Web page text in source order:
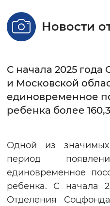
Стандартный
Без засечек
Новости
С начала 2025
и Московской
единовременное
ребенка более
Одной из
период
единовременное
ребенка. С начала
Отделения